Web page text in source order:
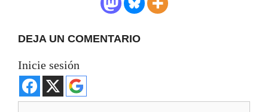
DEJA UN COMENTARIO
Inicie sesión